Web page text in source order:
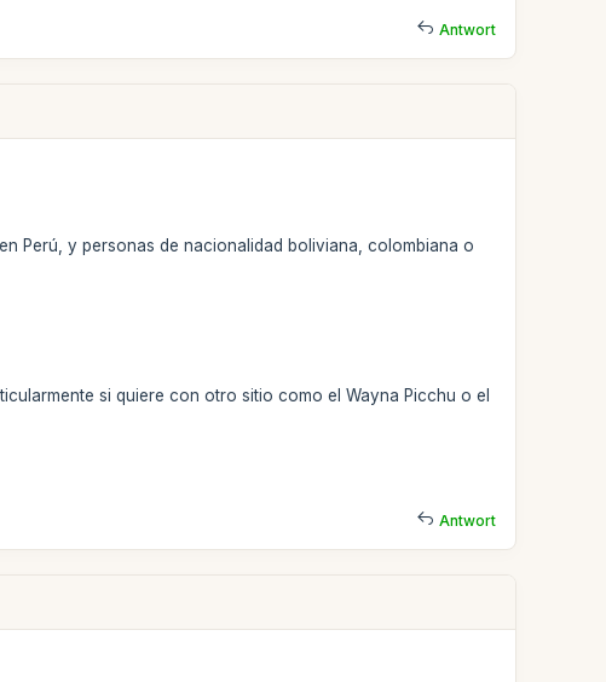
Antwort
Perú, y personas de nacionalidad boliviana, colombiana o
si quiere con otro sitio como el Wayna Picchu o el
Antwort